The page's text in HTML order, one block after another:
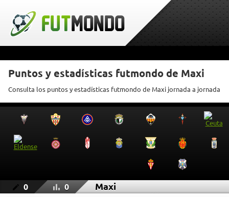
Puntos y estadísticas futmondo de Maxi
Consulta los puntos y estadísticas futmondo de Maxi jornada a jornada
0 0 Maxi